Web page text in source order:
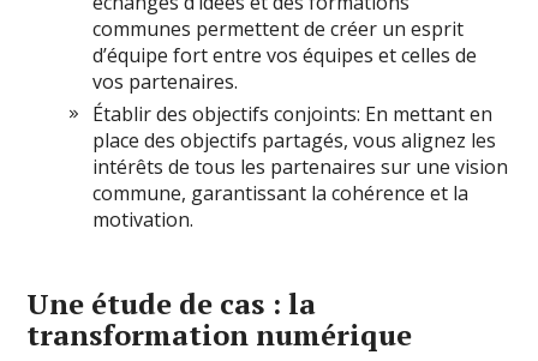
communes permettent de créer un esprit
d’équipe fort entre vos équipes et celles de
vos partenaires.
Établir des objectifs conjoints: En mettant en
place des objectifs partagés, vous alignez les
intérêts de tous les partenaires sur une vision
commune, garantissant la cohérence et la
motivation.
Une étude de cas : la
transformation numérique